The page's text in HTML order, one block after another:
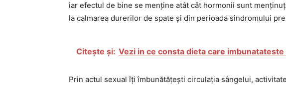
iar efectul de bine se menține atât cât hormonii sunt
la calmarea durerilor de spate și din perioada sindromului
Citește și: Vezi in ce consta dieta care
Prin actul sexual îți îmbunătățești circulația sângelui,